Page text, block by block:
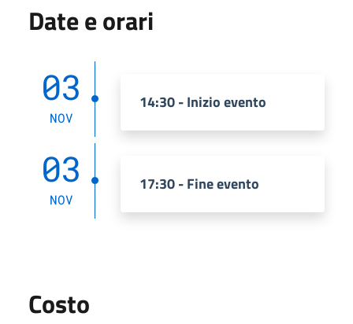
Date e orari
03
NOV
14:30 - Inizio evento
03
NOV
17:30 - Fine evento
Costo